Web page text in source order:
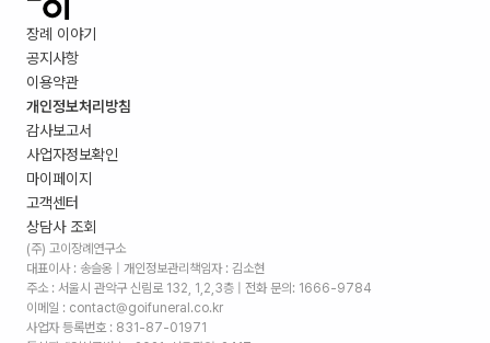
장례 이야기
공지사항
이용약관
개인정보처리방침
감사보고서
사업자정보확인
마이페이지
고객센터
상담사 조회
(주) 고이장례연구소
대표이사 : 송슬옹 | 개인정보관리책임자 : 김소현
주소 : 서울시 관악구 신림로 132, 1,2,3층 | 전화 문의: 1666-9784
이메일 : contact@goifuneral.co.kr
사업자 등록번호 : 831-87-01971